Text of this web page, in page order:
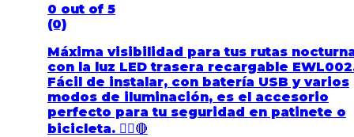
0 out of 5
(0)
Máxima visibilidad para tus rutas
con la luz LED trasera recargable EWL002
Fácil de instalar, con batería USB y varios
modos de iluminación, es el accesorio
perfecto para tu seguridad en patinete o
bicicleta. 🚴‍♂️🔴